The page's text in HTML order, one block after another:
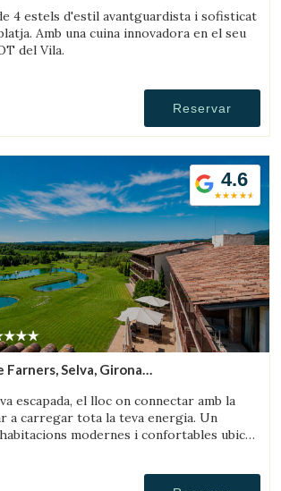
la meva reserva
Verificar localitzador
4 estels d'estil avantguardista i sofisticat
Amb una cuina innovadora en el seu
del Vila.
Reservar
4.6
Farners, Selva, Girona
escapada, el lloc on connectar amb la
a carregar tota la teva energia. Un
modernes i confortables ubicat